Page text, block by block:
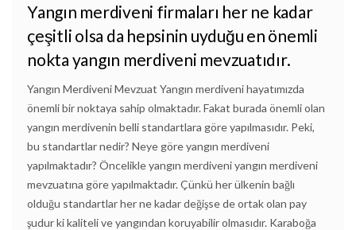
Yangın merdiveni firmaları her ne kadar
çeşitli olsa da hepsinin uyduğu en önemli
nokta yangın merdiveni mevzuatıdır.
Yangın Merdiveni Mevzuat Yangın merdiveni hayatımızda
önemli bir noktaya sahip olmaktadır. Fakat burada önemli olan
yangın merdivenin belli standartlara göre yapılmasıdır. Peki,
bu standartlar nedir? Neye göre yangın merdiveni
yapılmaktadır? Öncelikle yangın merdiveni yangın merdiveni
mevzuatına göre yapılmaktadır. Çünkü her ülkenin bağlı
olduğu standartlar her ne kadar değişse de ortak olan pay
şudur ki kaliteli ve yangından koruyabilir olmasıdır. Karaboğa